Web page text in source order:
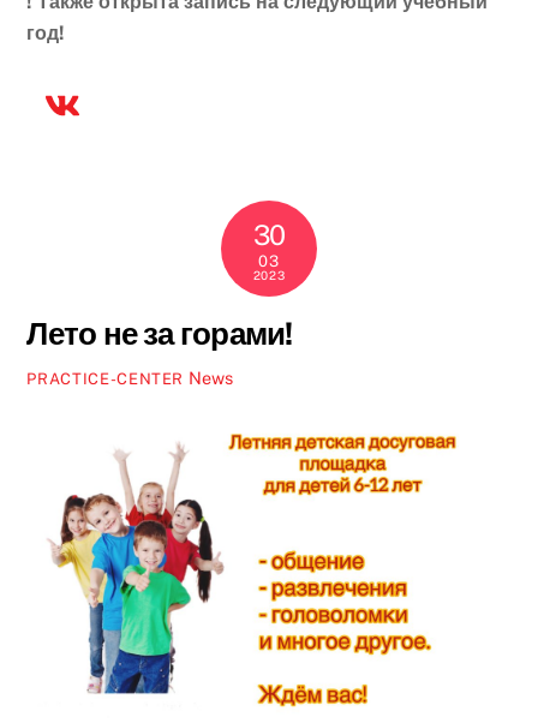
год!
30
03
2023
Лето не за горами!
PRACTICE-CENTER News